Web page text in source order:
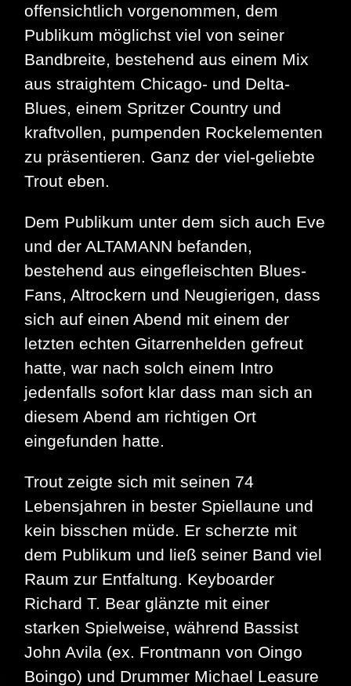
offensichtlich vorgenommen, dem
Publikum möglichst viel von seiner
Bandbreite, bestehend aus einem Mix
aus straightem Chicago- und Delta-
Blues, einem Spritzer Country und
kraftvollen, pumpenden Rockelementen
zu präsentieren. Ganz der viel-geliebte
Trout eben.
Dem Publikum unter dem sich auch Eve
und der ALTAMANN befanden,
bestehend aus eingefleischten Blues-
Fans, Altrockern und Neugierigen, dass
sich auf einen Abend mit einem der
letzten echten Gitarrenhelden gefreut
hatte, war nach solch einem Intro
jedenfalls sofort klar dass man sich an
diesem Abend am richtigen Ort
eingefunden hatte.
Trout zeigte sich mit seinen 74
Lebensjahren in bester Spiellaune und
kein bisschen müde. Er scherzte mit
dem Publikum und ließ seiner Band viel
Raum zur Entfaltung. Keyboarder
Richard T. Bear glänzte mit einer
starken Spielweise, während Bassist
John Avila (ex. Frontmann von Oingo
Boingo) und Drummer Michael Leasure